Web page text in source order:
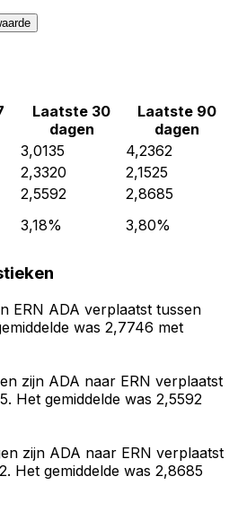
Laatste 30
dagen
Laatste 90
dagen
3,0135
4,2362
2,3320
2,1525
2,5592
2,8685
3,18% 3,80%
ERN ADA verplaatst tussen
was 2,7746 met
zijn ADA naar ERN verplaatst
Het gemiddelde was 2,5592
zijn ADA naar ERN verplaatst
Het gemiddelde was 2,8685